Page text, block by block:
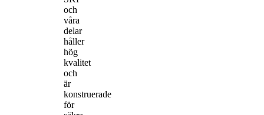
och
våra
delar
håller
hög
kvalitet
och
är
konstruerade
för